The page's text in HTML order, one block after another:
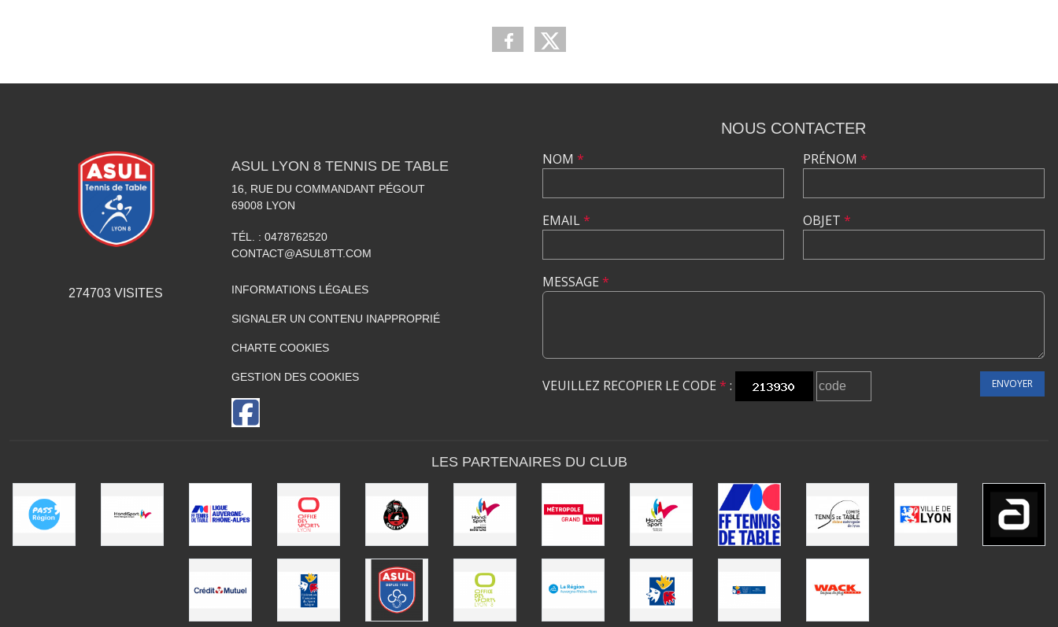
274703 VISITES
ASUL LYON 8 TENNIS DE TABLE
16, RUE DU COMMANDANT PÉGOUT
69008 LYON
TÉL. : 0478762520
CONTACT@ASUL8TT.COM
INFORMATIONS LÉGALES
SIGNALER UN CONTENU INAPPROPRIÉ
CHARTE COOKIES
GESTION DES COOKIES
NOUS CONTACTER
NOM *
EMAIL*
PRÉNOM *
OBJET *
MESSAGE *
VEUILLEZ RECOPIER LE CODE * : ENVOYER
LES PARTENAIRES DU CLUB